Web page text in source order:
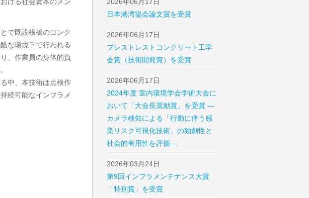
で既設桟橋のコンク
な環境下で行われる
、作業員の身体的負
中、本技術は点検作
続可能なインフラメ
日本港湾協会論文賞を受賞
2026年06月17日
プレストレストコンクリート工学
会賞（技術開発賞）を受賞
2026年06月17日
2024年度 室内環境学会学術大会に
おいて「大会長奨励賞」を受賞 ―
カメラ検知による「行動に伴う感
染リスク可視化技術」の独創性と
社会的有用性を評価―
2026年03月24日
第9回インフラメンテナンス大賞
「特別賞」を受賞